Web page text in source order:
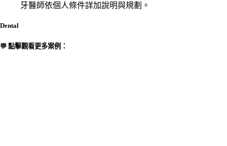
牙醫師依個人條件詳加說明與規劃。
Dental
💬 點擊觀看更多案例：